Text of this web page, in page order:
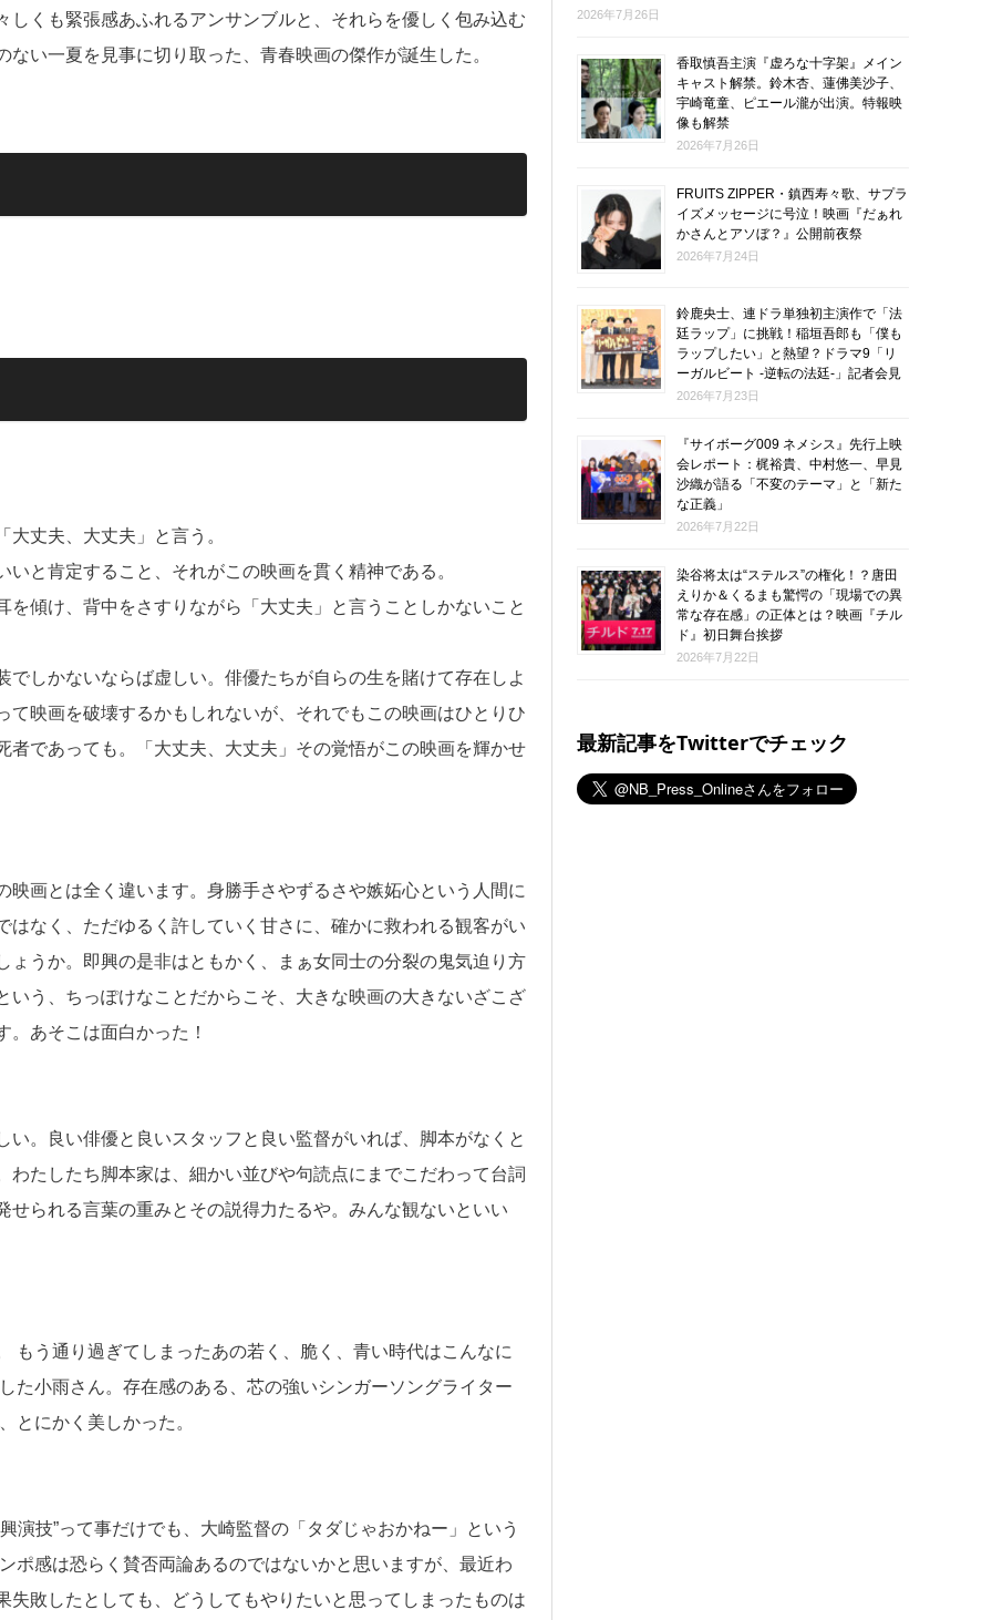
しくも緊張感あふれるアンサンブルと、それらを優しく包み込む
い一夏を見事に切り取った、青春映画の傑作が誕生した。
丈夫、大丈夫」と言う。
と肯定すること、それがこの映画を貫く精神である。
傾け、背中をさすりながら「大丈夫」と言うことしかないこと
しかないならば虚しい。俳優たちが自らの生を賭けて存在しよ
て映画を破壊するかもしれないが、それでもこの映画はひとりひ
であっても。「大丈夫、大丈夫」その覚悟がこの映画を輝かせ
画とは全く違います。身勝手さやずるさや嫉妬心という人間に
なく、ただゆるく許していく甘さに、確かに救われる観客がい
うか。即興の是非はともかく、まぁ女同士の分裂の鬼気迫り方
う、ちっぽけなことだからこそ、大きな映画の大きないざこざ
。あそこは面白かった！
。良い俳優と良いスタッフと良い監督がいれば、脚本がなくと
たしたち脚本家は、細かい並びや句読点にまでこだわって台詞
られる言葉の重みとその説得力たるや。みんな観ないといい
もう通り過ぎてしまったあの若く、脆く、青い時代はこんなに
た小雨さん。存在感のある、芯の強いシンガーソングライター
とにかく美しかった。
演技”って事だけでも、大崎監督の「タダじゃおかねー」という
ポ感は恐らく賛否両論あるのではないかと思いますが、最近わ
敗したとしても、どうしてもやりたいと思ってしまったものは
2026年7月26日
香取慎吾主演『虚ろな十字架』メイン
キャスト解禁。鈴木杏、蓮佛美沙子、
宇崎竜童、ピエール瀧が出演。特報映
像も解禁
2026年7月26日
FRUITS ZIPPER・鎮西寿々歌、サプラ
イズメッセージに号泣！映画『だぁれ
かさんとアソぼ？』公開前夜祭
2026年7月24日
鈴鹿央士、連ドラ単独初主演作で「法
廷ラップ」に挑戦！稲垣吾郎も「僕も
ラップしたい」と熱望？ドラマ9「リ
ーガルビート -逆転の法廷-」記者会見
2026年7月23日
『サイボーグ009 ネメシス』先行上映
会レポート：梶裕貴、中村悠一、早見
沙織が語る「不変のテーマ」と「新た
な正義」
2026年7月22日
染谷将太は“ステルス”の権化！？唐田
えりか＆くるまも驚愕の「現場での異
常な存在感」の正体とは？映画『チル
ド』初日舞台挨拶
2026年7月22日
最新記事をTwitterでチェック